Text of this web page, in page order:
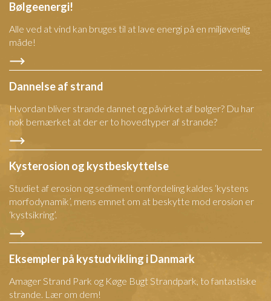
Bølgeenergi!
Alle ved at vind kan bruges til at lave energi på en miljøvenlig
måde!
Dannelse af strand
Hvordan bliver strande dannet og påvirket af bølger? Du har
nok bemærket at der er to hovedtyper af strande?
Kysterosion og kystbeskyttelse
Studiet af erosion og sediment omfordeling kaldes ‘kystens
morfodynamik’, mens emnet om at beskytte mod erosion er
‘kystsikring’.
Eksempler på kystudvikling i Danmark
Amager Strand Park og Køge Bugt Strandpark, to fantastiske
strande. Lær om dem!